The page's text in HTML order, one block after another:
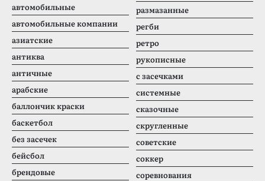
автомобильные
автомобильные компании
азиатские
антиква
античные
арабские
баллончик краски
баскетбол
без засечек
бейсбол
брендовые
размазанные
регби
ретро
рукописные
с засечками
системные
сказочные
скругленные
советские
соккер
соревнования